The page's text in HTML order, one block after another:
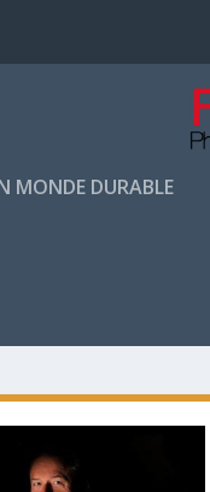
MONDE DURABLE